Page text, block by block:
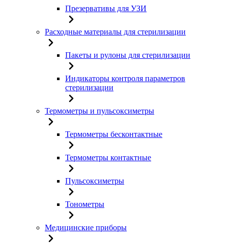
Презервативы для УЗИ
Расходные материалы для стерилизации
Пакеты и рулоны для стерилизации
Индикаторы контроля параметров
стерилизации
Термометры и пульсоксиметры
Термометры бесконтактные
Термометры контактные
Пульсоксиметры
Тонометры
Медицинские приборы